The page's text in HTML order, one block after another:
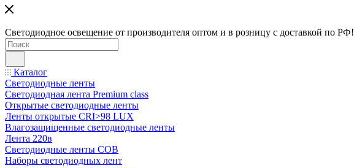
Светодиодное освещение от производителя оптом и в розницу с доставкой по РФ!
Каталог
Светодиодные ленты
Светодиодная лента Premium class
Открытые светодиодные ленты
Ленты открытые CRI>98 LUX
Влагозащищенные светодиодные ленты
Лента 220в
Светодиодные ленты COB
Наборы светодиодных лент